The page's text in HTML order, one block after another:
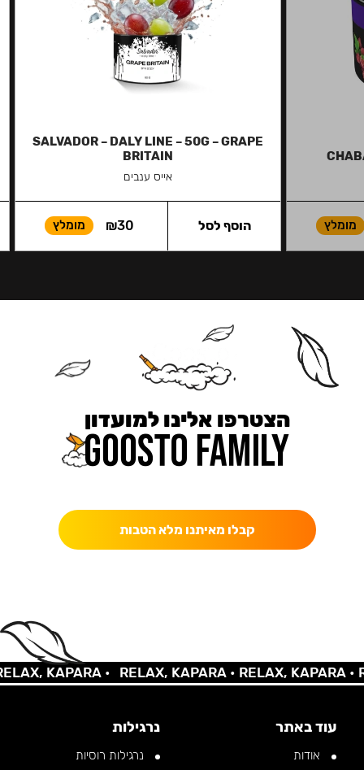
מומלץ
SALVADOR – DALY LINE – 50G – GRAPE
BRITAIN
אייס ענבים
₪30 מומלץ הוסף לסל
הצטרפו אלינו למועדון
קבלו מאיתנו מלא הטבות
KAPARA • RELAX, KAPARA •RELAX, KAPARA •
עוד באתר
אודות
נרגילות
נרגילות רוסיות